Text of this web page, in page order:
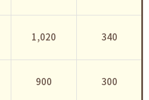
1,020 340
900 300